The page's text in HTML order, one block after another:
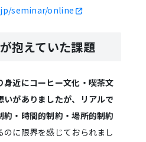
seminar/online
抱えていた課題
身近にコーヒー文化・喫茶文
がありましたが、リアルで
・時間的制約・場所的制約
に限界を感じておられまし